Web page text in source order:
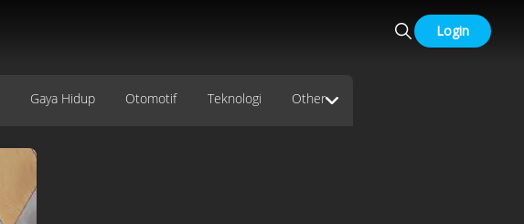
Login
Gaya Hidup Otomotif Teknologi Other